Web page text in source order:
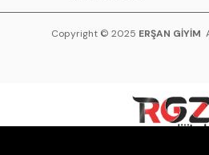
Copyright © 2025 ERŞAN GİYİM